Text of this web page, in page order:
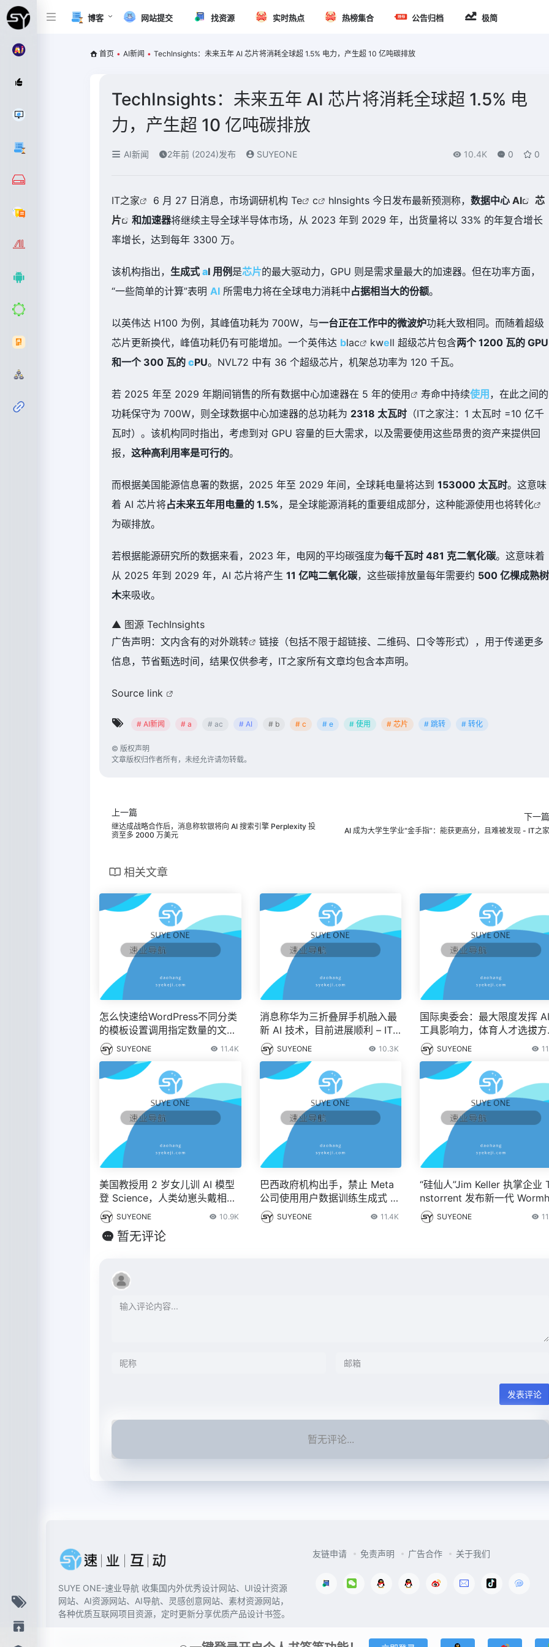
博客 网站提交 找资源 实时热点 热榜集合 公告归档 极简
首页 • AI新闻 • TechInsights：未来五年 AI 芯片将消耗全球超 1.5% 电力，产生超 10 亿吨碳排放
TechInsights：未来五年 AI 芯片将消耗全球超 1.5% 电
力，产生超 10 亿吨碳排放
AI新闻 2年前 (2024)发布 SUYEONE 10.4K 0 0
IT之家 6 月 27 日消息，市场调研机构 Te c hInsights 今日发布最新预测称， 数据中心 AI
芯
片
和加速器将继续主导全球半导体市场，从 2023 年到 2029 年，出货量将以 33% 的年复合增长
率增长，达到每年 3300 万。
该机构指出， 生成式 aI 用例 是芯片的最大驱动力，GPU 则是需求量最大的加速器。但在功率方面，
“一些简单的计算”表明 AI 所需电力将在全球电力消耗中占据相当大的份额。
以英伟达 H100 为例，其峰值功耗为 700W，与一台正在工作中的微波炉功耗大致相同。而随着超级
芯片更新换代，峰值功耗仍有可能增加。一个英伟达 blac kwell 超级芯片包含两个 1200 瓦的 GPU
和一个 300 瓦的 cPU。NVL72 中有 36 个超级芯片，机架总功率为 120 千瓦。
若 2025 年至 2029 年期间销售的所有数据中心加速器在 5 年的使用 寿命中持续使用 ，在此之间的
功耗保守为 700W，则全球数据中心加速器的总功耗为 2318 太瓦时 （IT之家注：1 太瓦时 =10 亿千
瓦时）。该机构同时指出，考虑到对 GPU 容量的巨大需求，以及需要使用这些昂贵的资产来提供回
报， 这种高利用率是可行的。
而根据美国能源信息署的数据，2025 年至 2029 年间，全球耗电量将达到 153000 太瓦时。这意味
着 AI 芯片将占未来五年用电量的 1.5%，是全球能源消耗的重要组成部分，这种能源使用也将转化
为碳排放。
若根据能源研究所的数据来看，2023 年，电网的平均碳强度为每千瓦时 481 克二氧化碳。这意味着
从 2025 年到 2029 年，AI 芯片将产生 11 亿吨二氧化碳，这些碳排放量每年需要约 500 亿棵成熟树
木来吸收。
▲ 图源 TechInsights
广告声明：文内含有的对外跳转
链接（包括不限于超链接、二维码、口令等形式），用于传递更多
信息，节省甄选时间，结果仅供参考，IT之家所有文章均包含本声明。
Source link
# AI新闻 # a # ac # AI # b # c # e # 使用 # 芯片 # 跳转 # 转化
© 版权声明
文章版权归作者所有，未经允许请勿转载。
上一篇
继达成战略合作后，消息称软银将向 AI 搜索引擎 Perplexity 投
资至多 2000 万美元
下一篇
AI 成为大学生学业“金手指”：能获更高分，且难被发现 - IT之家
相关文章
怎么快速给WordPress不同分类
的模板设置调用指定数量的文
章？SUYEONE 11.4K
消息称华为三折叠屏手机融入最
新 AI 技术，目前进展顺利 – IT
之家SUYEONE 10.3K
国际奥委会：最大限度发挥 AI
工具影响力，体育人才选拔方
有望得到革新 – IT之家
SUYEONE
美国教授用 2 岁女儿训 AI 模型
登 Science，人类幼崽头戴相机
训练全新 AI
SUYEONE 10.9K
巴西政府机构出手，禁止 Meta
公司使用用户数据训练生成式 AI
模型SUYEONE 11.4K
“硅仙人”Jim Keller 执掌企业
nstorrent 发布新一代
e 系列 AI 硬件
SUYEONE
暂无评论
发表评论
暂无评论...
SUYE ONE-速业导航 收集国内外优秀设计网站、UI设计资源
网站、AI资源网站、AI导航、灵感创意网站、素材资源网站，
各种优质互联网项目资源，定时更新分享优质产品设计书签。
友链申请 免责声明 广告合作 关于我们
粤ICP备2021127587号-3